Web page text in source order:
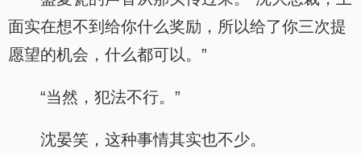
面实在想不到给你什么奖励，所以给了你三次提
愿望的机会，什么都可以。”
“当然，犯法不行。”
沈晏笑，这种事情其实也不少。